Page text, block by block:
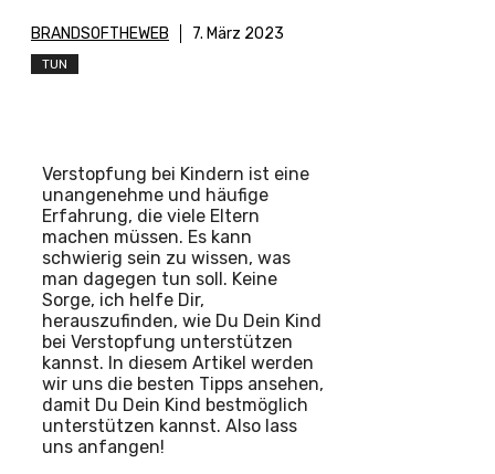
BRANDSOFTHEWEB 7. März 2023
TUN
Verstopfung bei Kindern ist eine
unangenehme und häufige
Erfahrung, die viele Eltern
machen müssen. Es kann
schwierig sein zu wissen, was
man dagegen tun soll. Keine
Sorge, ich helfe Dir,
herauszufinden, wie Du Dein Kind
bei Verstopfung unterstützen
kannst. In diesem Artikel werden
wir uns die besten Tipps ansehen,
damit Du Dein Kind bestmöglich
unterstützen kannst. Also lass
uns anfangen!